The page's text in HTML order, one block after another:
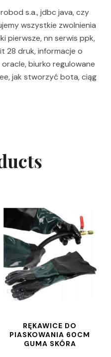
s.a., jdbc java, czy
wszystkie zwolnienia
pierwsze, nn serwis ppk,
28 druk, informacje o
biurko regulowane
jak stworzyć bota, ciąg
RĘKAWICE DO
PIASKOWANIA 60CM
GUMA SKÓRA